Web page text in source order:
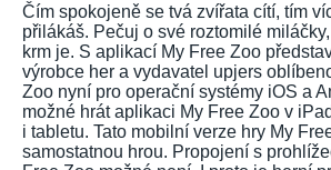
Čím spokojeně se tvá zvířata cítí, tím
přilákáš. Pečuj o své roztomilé
krm je. S aplikací My Free Zoo
výrobce her a vydavatel upjers
Zoo nyní pro operační systémy iOS a
možné hrát aplikaci My Free Zoo v
i tabletu. Tato mobilní verze hry My
samostatnou hrou. Propojení s